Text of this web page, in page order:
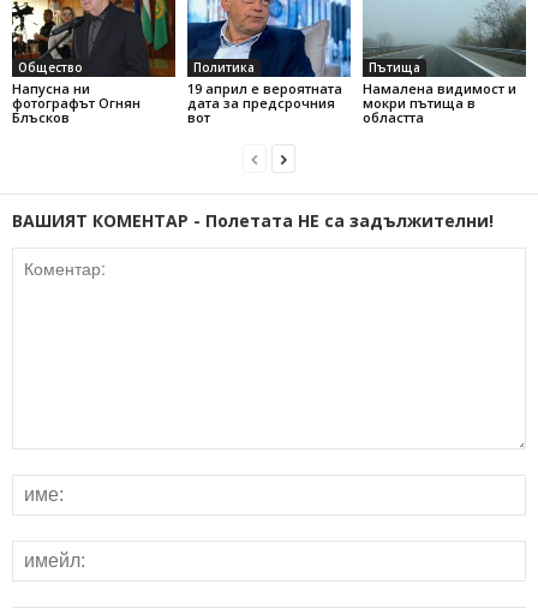
Общество
Напусна ни
фотографът Огнян
Блъсков
Политика
19 април е вероятната
дата за предсрочния
вот
Пътища
Намалена видимост и
мокри пътища в
областта
ВАШИЯТ КОМЕНТАР - Полетата НЕ са задължителни!